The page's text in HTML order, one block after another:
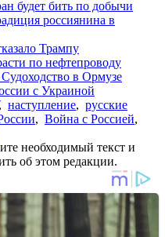
будет бить по добычи
россиянина в
Трампу
по нефтепроводу
в Ормузе
с Украиной
наступление, русские
, Война с Россией,
необходимый текст и
об этом редакции.